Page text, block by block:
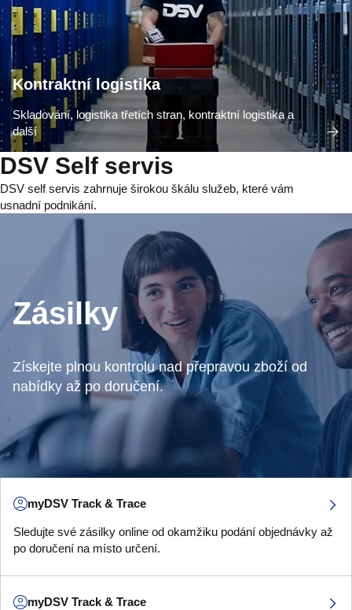
Kontraktní logistika
Skladování, logistika třetích stran, kontraktní logistika a
další
DSV Self servis
DSV self servis zahrnuje širokou škálu služeb, které vám
usnadní podnikání.
Zásilky
Získejte plnou kontrolu nad přepravou zboží od
nabídky až po doručení.
myDSV Track & Trace
Sledujte své zásilky online od okamžiku podání objednávky až
po doručení na místo určení.
myDSV Track & Trace